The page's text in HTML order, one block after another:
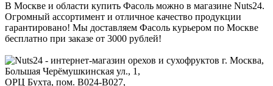
В Москве и области купить Фасоль можно в магазине Nuts24.
Огромный ассортимент и отличное качество продукции
гарантировано! Мы доставляем Фасоль курьером по Москве
бесплатно при заказе от 3000 рублей!
г. Москва,
Большая Черёмушкинская ул., 1,
ОРЦ Бухта, пом. B024-B027,